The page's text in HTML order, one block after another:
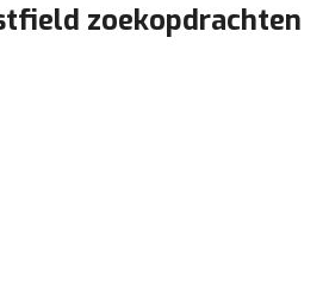
zoekopdrachten